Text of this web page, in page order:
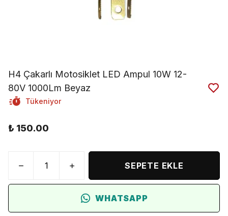
H4 Çakarlı Motosiklet LED Ampul 10W 12-
80V 1000Lm Beyaz
Tükeniyor
₺ 150.00
SEPETE EKLE
WHATSAPP